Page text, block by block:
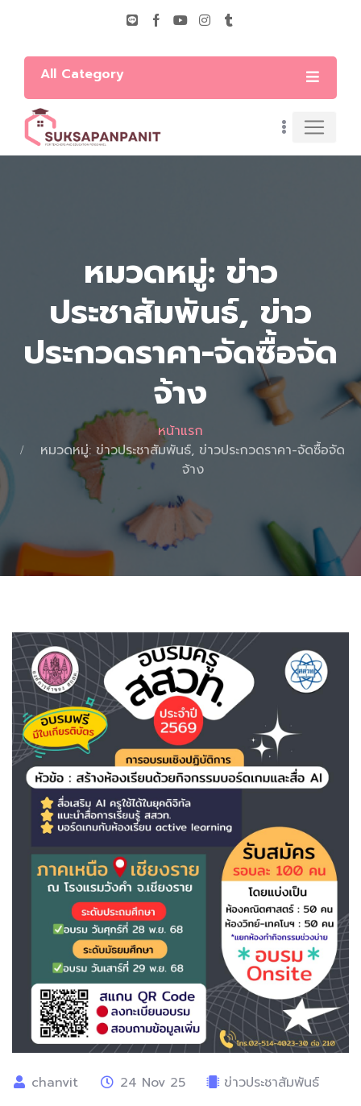
All Category
หมวดหมู่: ข่าว
ประชาสัมพันธ์, ข่าว
ประกวดราคา-จัดซื้อจัด
จ้าง
หน้าแรก
หมวดหมู่: ข่าวประชาสัมพันธ์, ข่าวประกวดราคา-จัดซื้อจัด
จ้าง
chanvit 24 Nov 25 ข่าวประชาสัมพันธ์